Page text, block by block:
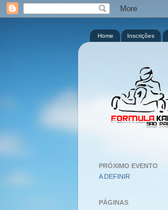
Home Inscrições
PRÓXIMO EVENTO
A DEFINIR
PÁGINAS